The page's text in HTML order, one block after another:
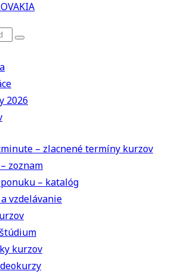
2026
– zlacnené termíny kurzov
zoznam
– katalóg
vzdelávanie
kurzov